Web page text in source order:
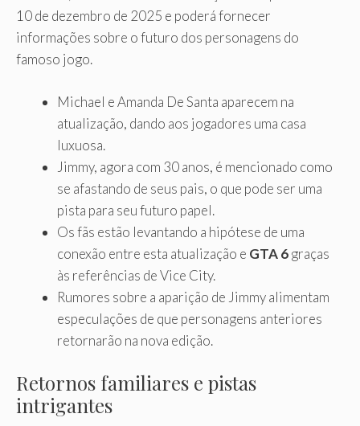
10 de dezembro de 2025 e poderá fornecer
informações sobre o futuro dos personagens do
famoso jogo.
Michael e Amanda De Santa aparecem na
atualização, dando aos jogadores uma casa
luxuosa.
Jimmy, agora com 30 anos, é mencionado como
se afastando de seus pais, o que pode ser uma
pista para seu futuro papel.
Os fãs estão levantando a hipótese de uma
conexão entre esta atualização e GTA 6graças
às referências de Vice City.
Rumores sobre a aparição de Jimmy alimentam
especulações de que personagens anteriores
retornarão na nova edição.
Retornos familiares e pistas
intrigantes